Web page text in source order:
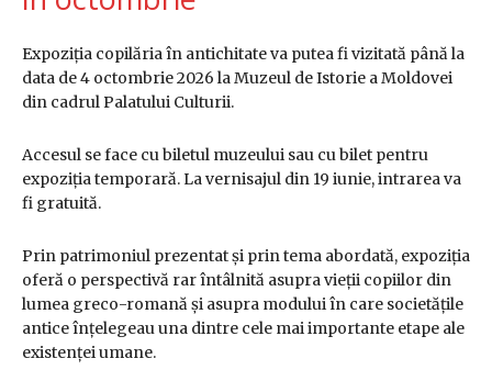
Expoziția copilăria în antichitate va putea fi vizitată până la
data de 4 octombrie 2026 la Muzeul de Istorie a Moldovei
din cadrul Palatului Culturii.
Accesul se face cu biletul muzeului sau cu bilet pentru
expoziția temporară. La vernisajul din 19 iunie, intrarea va
fi gratuită.
Prin patrimoniul prezentat și prin tema abordată, expoziția
oferă o perspectivă rar întâlnită asupra vieții copiilor din
lumea greco-romană și asupra modului în care societățile
antice înțelegeau una dintre cele mai importante etape ale
existenței umane.